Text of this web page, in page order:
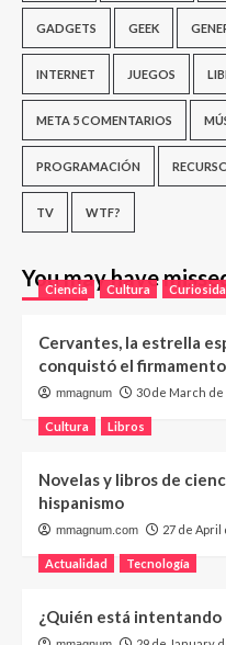
GADGETS GEEK
INTERNET JUEGOS
META 5 COMENTARIOS
PROGRAMACIÓN
TV WTF?
You may have
Ciencia Cultura
Cervantes, la estrella
conquistó el firmamento
mmagnum 30 de March de
Cultura Libros
Novelas y libros de
hispanismo
mmagnum.com 27 de April
Actualidad Tecnología
¿Quién está intentando